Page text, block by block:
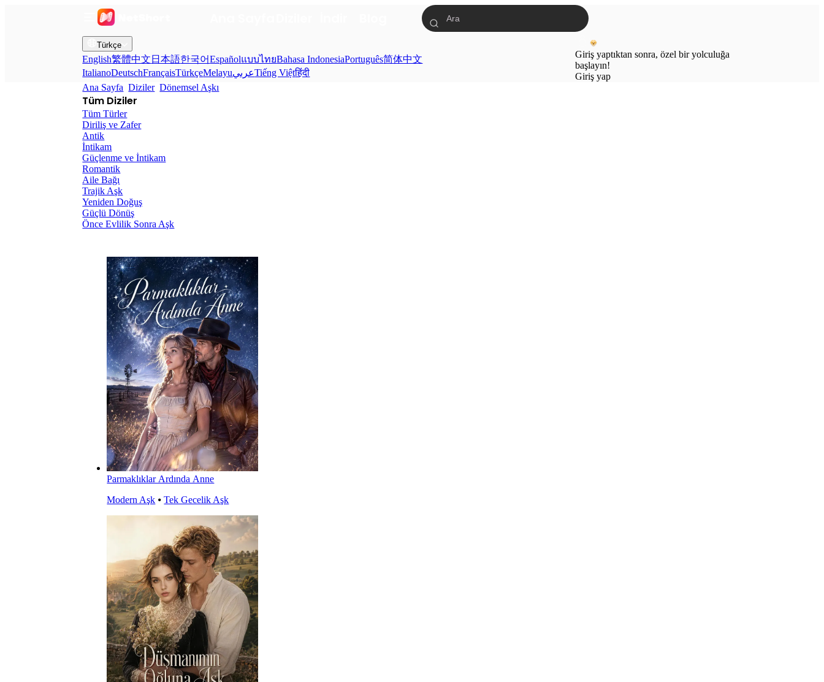
Türkçe
English繁體中文 日本語한국어EspañolแบบไทยBahasa IndonesiaPortuguês简体中文
ItalianoDeutschFrançaisTürkçeMelayuعربيTiếng Việtहिंदी
Giriş yaptıktan sonra, özel bir yolculuğa
başlayın!
Giriş yap
Ana Sayfa Diziler Dönemsel Aşkı
Tüm Diziler
Tüm Türler
Diriliş ve Zafer
Antik
İntikam
Güçlenme ve İntikam
Romantik
Aile Bağı
Trajik Aşk
Yeniden Doğuş
Güçlü Dönüş
Önce Evlilik Sonra Aşk
Parmaklıklar Ardında Anne
Modern Aşk ⦁Tek Gecelik Aşk